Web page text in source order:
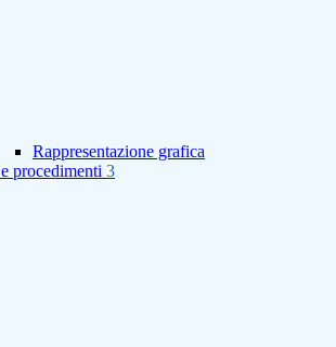
Rappresentazione grafica
procedimenti 3